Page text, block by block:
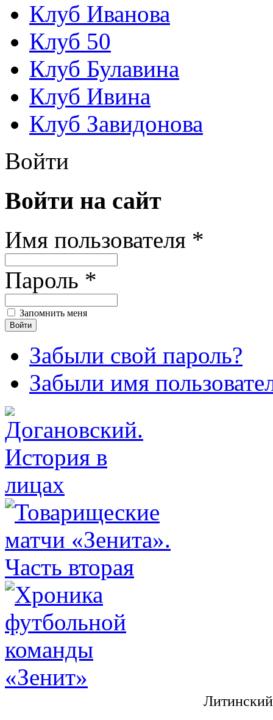
Клуб Иванова
Клуб 50
Клуб Булавина
Клуб Ивина
Клуб Завидонова
Войти
Войти на сайт
Имя пользователя *
Пароль *
Запомнить меня
Забыли свой пароль?
Забыли имя